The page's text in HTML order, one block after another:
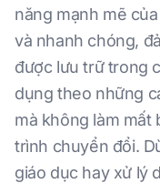
năng mạnh mẽ
và nhanh chóng,
được lưu trữ trong
dụng theo những
mà không làm mất
trình chuyển đổi.
giáo dục hay xử lý